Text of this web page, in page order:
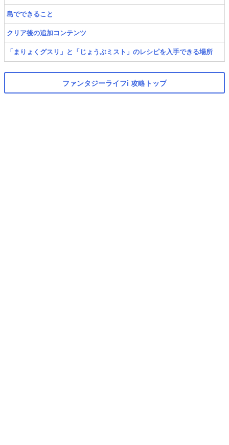
島でできること
クリア後の追加コンテンツ
「まりょくグスリ」と「じょうぶミスト」のレシピを入手できる場所
ファンタジーライフi 攻略トップ